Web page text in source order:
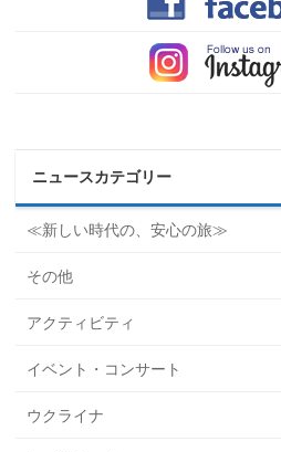
ニュースカテゴリー
≪新しい時代の、安心の旅≫
その他
アクティビティ
イベント・コンサート
ウクライナ